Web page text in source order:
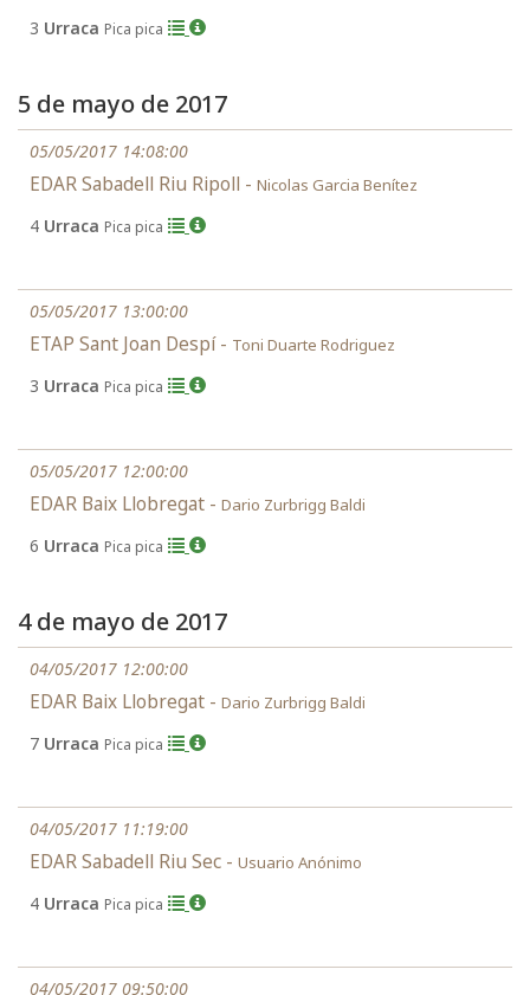
3 Urraca Pica pica
5 de mayo de 2017
05/05/2017 14:08:00
EDAR Sabadell Riu Ripoll - Nicolas Garcia Benítez
4 Urraca Pica pica
05/05/2017 13:00:00
ETAP Sant Joan Despí - Toni Duarte Rodriguez
3 Urraca Pica pica
05/05/2017 12:00:00
EDAR Baix Llobregat - Dario Zurbrigg Baldi
6 Urraca Pica pica
4 de mayo de 2017
04/05/2017 12:00:00
EDAR Baix Llobregat - Dario Zurbrigg Baldi
7 Urraca Pica pica
04/05/2017 11:19:00
EDAR Sabadell Riu Sec - Usuario Anónimo
4 Urraca Pica pica
04/05/2017 09:50:00